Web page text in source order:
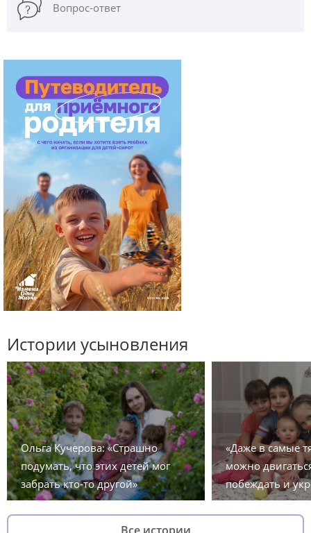
Вопрос-ответ
Истории усыновления
Ольга Кучерова: «Страшно
подумать, что этих детей мог
забрать кто-то другой»
«Даже в самые
можно
побеждать и